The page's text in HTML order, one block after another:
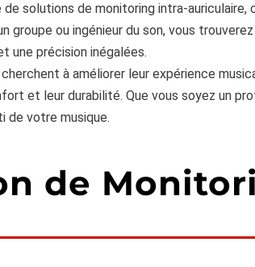
solutions de monitoring intra-
groupe ou ingénieur du son, vous
une précision inégalées.
à améliorer leur expérience
et leur durabilité. Que vous soyez un
de votre musique.
de